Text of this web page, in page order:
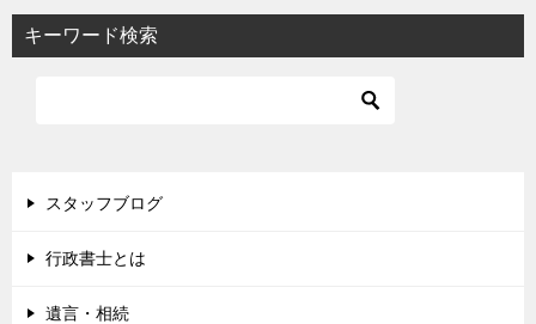
キーワード検索
スタッフブログ
行政書士とは
遺言・相続